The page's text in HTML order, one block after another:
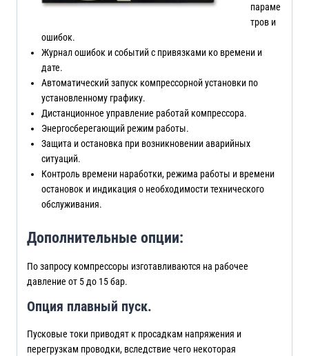
параме
тров и
ошибок.
Журнал ошибок и событий с привязками ко времени и
дате.
Автоматический запуск компрессорной установки по
установленному графику.
Дистанционное управление работай компрессора.
Энергосберегающий режим работы.
Защита и остановка при возникновении аварийных
ситуаций.
Контроль времени наработки, режима работы и времени
остановок и индикация о необходимости технического
обслуживания.
Дополнительные опции:
По запросу компрессоры изготавливаются на рабочее
давление от 5 до 15 бар.
Опция плавный пуск.
Пусковые токи приводят к просадкам напряжения и
перегрузкам проводки, вследствие чего некоторая